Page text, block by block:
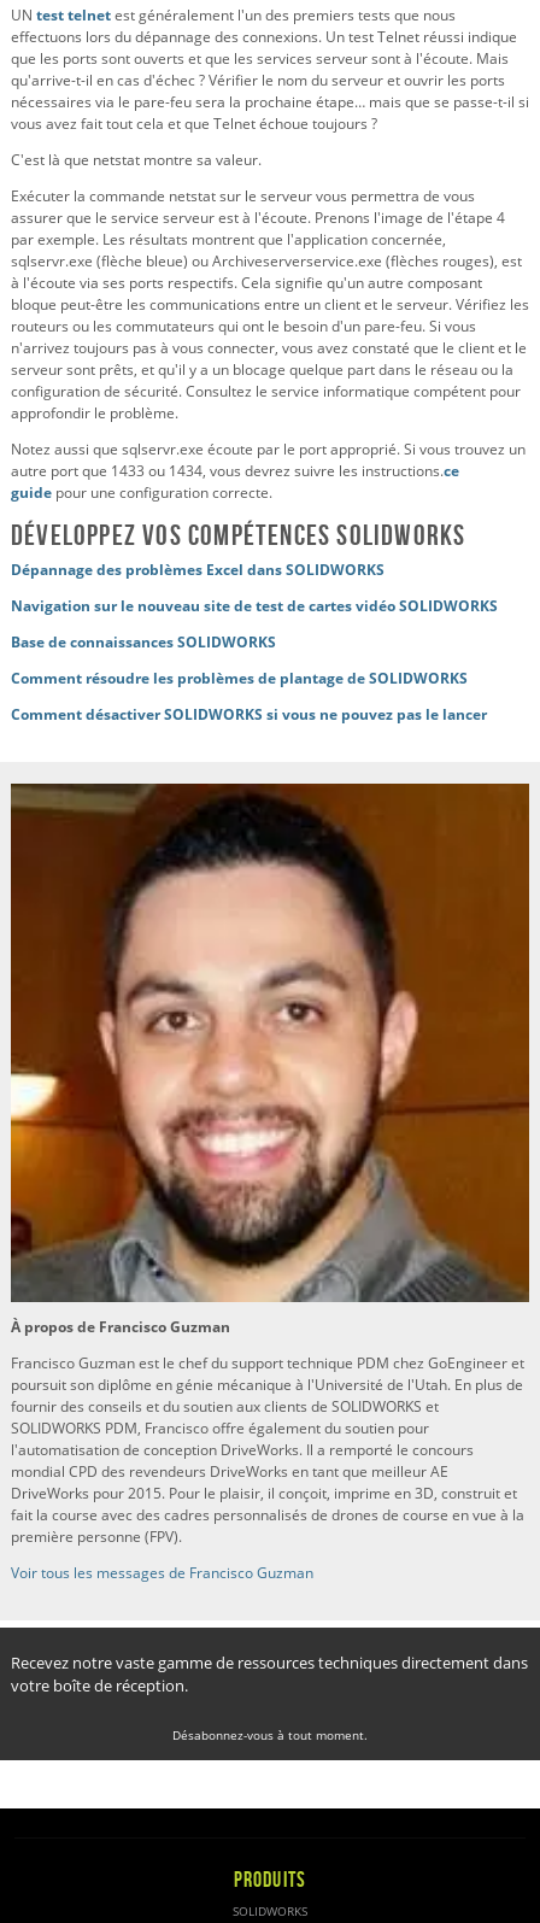
UN test telnetest généralement l'un des premiers tests que nous
effectuons lors du dépannage des connexions. Un test Telnet réussi indique
que les ports sont ouverts et que les services serveur sont à l'écoute. Mais
qu'arrive-t-il en cas d'échec ? Vérifier le nom du serveur et ouvrir les ports
nécessaires via le pare-feu sera la prochaine étape… mais que se passe-t-il si
vous avez fait tout cela et que Telnet échoue toujours ?
C'est là que netstat montre sa valeur.
Exécuter la commande netstat sur le serveur vous permettra de vous
assurer que le service serveur est à l'écoute. Prenons l'image de l'étape 4
par exemple. Les résultats montrent que l'application concernée,
sqlservr.exe (flèche bleue) ou Archiveserverservice.exe (flèches rouges), est
à l'écoute via ses ports respectifs. Cela signifie qu'un autre composant
bloque peut-être les communications entre un client et le serveur. Vérifiez les
routeurs ou les commutateurs qui ont le besoin d'un pare-feu. Si vous
n'arrivez toujours pas à vous connecter, vous avez constaté que le client et le
serveur sont prêts, et qu'il y a un blocage quelque part dans le réseau ou la
configuration de sécurité. Consultez le service informatique compétent pour
approfondir le problème.
Notez aussi que sqlservr.exe écoute par le port approprié. Si vous trouvez un
autre port que 1433 ou 1434, vous devrez suivre les instructions.ce
guide pour une configuration correcte.
Développez vos compétences SOLIDWORKS
Dépannage des problèmes Excel dans SOLIDWORKS
Navigation sur le nouveau site de test de cartes vidéo SOLIDWORKS
Base de connaissances SOLIDWORKS
Comment résoudre les problèmes de plantage de SOLIDWORKS
Comment désactiver SOLIDWORKS si vous ne pouvez pas le lancer
À propos de Francisco Guzman
Francisco Guzman est le chef du support technique PDM chez GoEngineer et
poursuit son diplôme en génie mécanique à l'Université de l'Utah. En plus de
fournir des conseils et du soutien aux clients de SOLIDWORKS et
SOLIDWORKS PDM, Francisco offre également du soutien pour
l'automatisation de conception DriveWorks. Il a remporté le concours
mondial CPD des revendeurs DriveWorks en tant que meilleur AE
DriveWorks pour 2015. Pour le plaisir, il conçoit, imprime en 3D, construit et
fait la course avec des cadres personnalisés de drones de course en vue à la
première personne (FPV).
Voir tous les messages de Francisco Guzman
Recevez notre vaste gamme de ressources techniques directement dans
votre boîte de réception.
Désabonnez-vous à tout moment.
PRODUITS
SOLIDWORKS